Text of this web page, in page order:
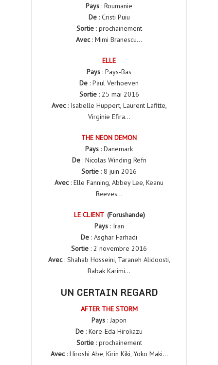
Pays : Roumanie
De: Cristi Puiu
Sortie: prochainement
Avec: Mimi Branescu…
ELLE
Pays : Pays-Bas
De : Paul Verhoeven
Sortie: 25 mai 2016
Avec: Isabelle Huppert, Laurent Lafitte,
Virginie Efira…
THE NEON DEMON
Pays : Danemark
De: Nicolas Winding Refn
Sortie : 8 juin 2016
Avec: Elle Fanning, Abbey Lee, Keanu
Reeves…
LE CLIENT (Forushande)
Pays : Iran
De : Asghar Farhadi
Sortie : 2 novembre 2016
Avec: Shahab Hosseini, Taraneh Alidoosti,
Babak Karimi…
UN CERTAIN REGARD
AFTER THE STORM
Pays : Japon
De : Kore-Eda Hirokazu
Sortie: prochainement
Avec: Hiroshi Abe, Kirin Kiki, Yoko Maki…